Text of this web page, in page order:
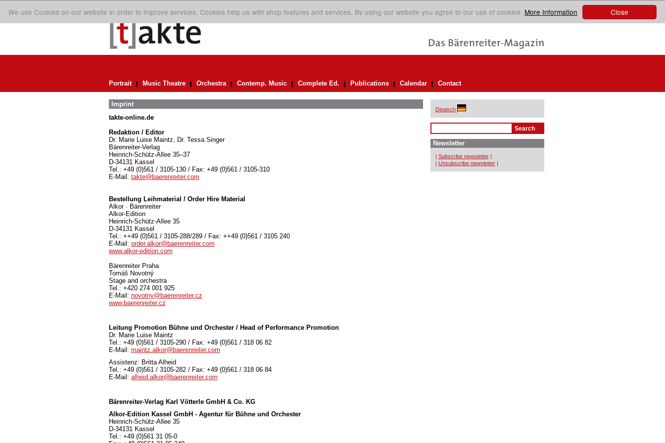
Close
We use Cookies on our website in order to improve services. Cookies help us with shop features and services. By using our website you agree to our use of cookies. More Information
Portrait Music Theatre Orchestra Contemp. Music Complete Ed. Publications Calendar Contact
Imprint
takte-online.de
Redaktion / Editor
Dr. Marie Luise Maintz, Dr. Tessa Singer
Bärenreiter-Verlag
Heinrich-Schütz-Allee 35–37
D-34131 Kassel
Tel.: +49 (0)561 / 3105-130 / Fax: +49 (0)561 / 3105-310
E-Mail: takte@baerenreiter.com
Bestellung Leihmaterial / Order Hire Material
Alkor · Bärenreiter
Alkor-Edition
Heinrich-Schütz-Allee 35
D-34131 Kassel
Tel.: ++49 (0)561 / 3105-288/289 / Fax: ++49 (0)561 / 3105 240
E-Mail: order.alkor@baerenreiter.com
www.alkor-edition.com
Bärenreiter Praha
Tomáš Novotný
Stage and orchestra
Tel.: +420 274 001 925
E-Mail: novotny@baerenreiter.cz
www.baerenreiter.cz
Leitung Promotion Bühne und Orchester / Head of Performance Promotion
Dr. Marie Luise Maintz
Tel.: +49 (0)561 / 3105-290 / Fax: +49 (0)561 / 318 06 82
E-Mail: maintz.alkor@baerenreiter.com
Assistenz: Britta Alheid
Tel.: +49 (0)561 / 3105-282 / Fax: +49 (0)561 / 318 06 84
E-Mail: alheid.alkor@baerenreiter.com
Bärenreiter-Verlag Karl Vötterle GmbH & Co. KG
Alkor-Edition Kassel GmbH - Agentur für Bühne und Orchester
Heinrich-Schütz-Allee 35
D-34131 Kassel
Tel.: +49 (0)561 31 05-0
Deutsch
Newsletter
| Subscribe newsletter |
| Unsubscribe newsletter |